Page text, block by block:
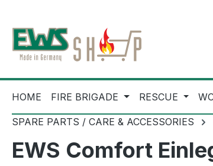
HOME FIRE BRIGADE RESCUE
SPARE PARTS / CARE & ACCESSORIES
EWS Comfort